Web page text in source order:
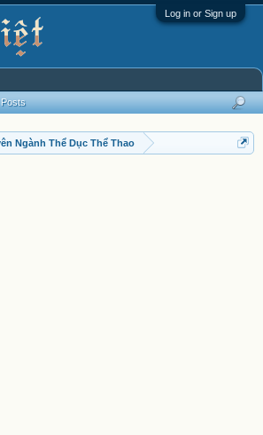
Log in or Sign up
Ngành Thể Dục Thể Thao